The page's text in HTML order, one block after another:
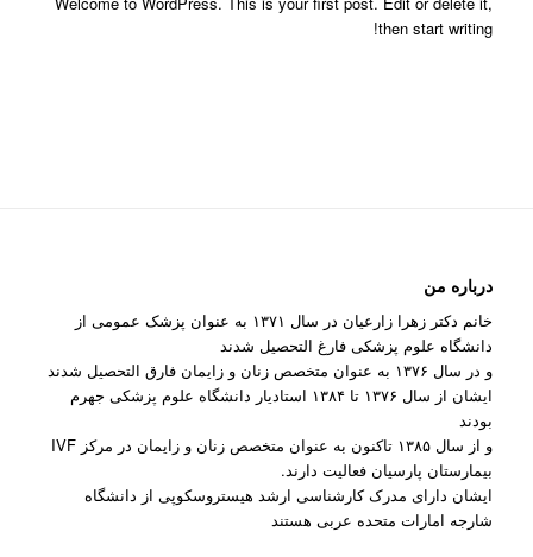
then start writing!
درباره من
خانم دکتر زهرا زارعیان در سال ۱۳۷۱ به عنوان پزشک عمومی از
دانشگاه علوم پزشکی فارغ التحصیل شدند
و در سال ۱۳۷۶ به عنوان متخصص زنان و زایمان فارق التحصیل شدند
ایشان از سال ۱۳۷۶ تا ۱۳۸۴ استادیار دانشگاه علوم پزشکی جهرم
بودند
و از سال ۱۳۸۵ تاکنون به عنوان متخصص زنان و زایمان در مرکز IVF
بیمارستان پارسیان فعالیت دارند.
ایشان دارای مدرک کارشناسی ارشد هیستروسکوپی از دانشگاه
شارجه امارات متحده عربی هستند